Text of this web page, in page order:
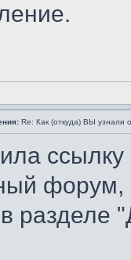
Re: Как (откуда) ВЫ узнали
ссылку
форум,
разделе